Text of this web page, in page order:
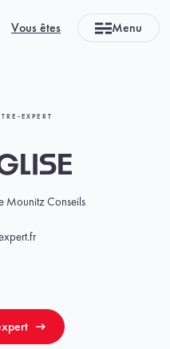
Vous êtes Menu
EXPERT
Mounitz Conseils